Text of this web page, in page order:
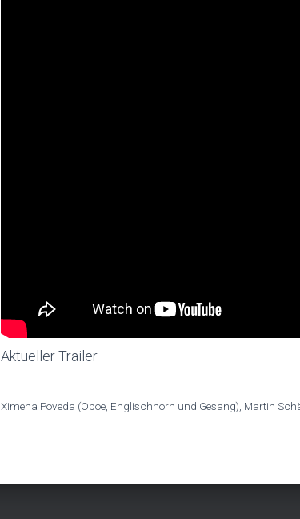
Aktueller Trailer
Ximena Poveda (Oboe, Englischhorn und Gesang), Martin